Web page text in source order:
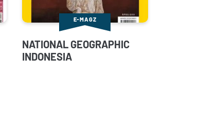
E-MAGZ
NATIONAL GEOGRAPHIC
INDONESIA